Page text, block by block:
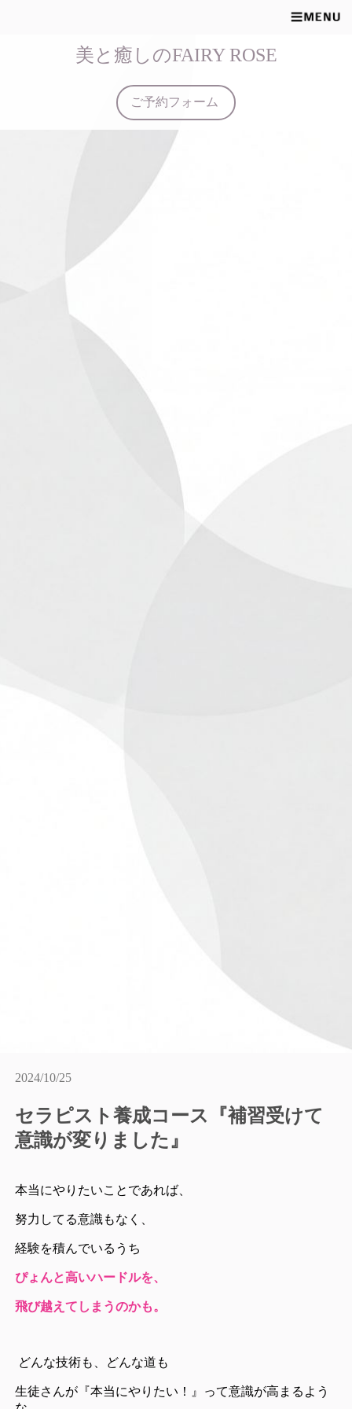
美と癒しのFAIRY ROSE
ご予約フォーム
2024/10/25
セラピスト養成コース『補習受けて
意識が変りました』
本当にやりたいことであれば、
努力してる意識もなく、
経験を積んでいるうち
ぴょんと高いハードルを、
飛び越えてしまうのかも。
どんな技術も、どんな道も
生徒さんが『本当にやりたい！』って意識が高まるよう